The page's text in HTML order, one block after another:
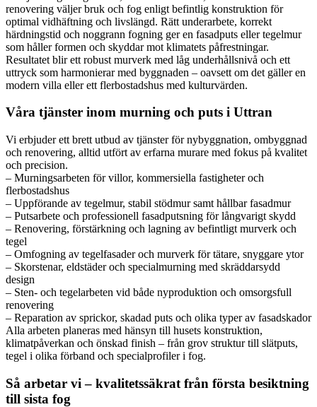
renovering väljer bruk och fog enligt befintlig konstruktion för
optimal vidhäftning och livslängd. Rätt underarbete, korrekt
härdningstid och noggrann fogning ger en fasadputs eller tegelmur
som håller formen och skyddar mot klimatets påfrestningar.
Resultatet blir ett robust murverk med låg underhållsnivå och ett
uttryck som harmonierar med byggnaden – oavsett om det gäller en
modern villa eller ett flerbostadshus med kulturvärden.
Våra tjänster inom murning och puts i Uttran
Vi erbjuder ett brett utbud av tjänster för nybyggnation, ombyggnad
och renovering, alltid utfört av erfarna murare med fokus på kvalitet
och precision.
– Murningsarbeten för villor, kommersiella fastigheter och
flerbostadshus
– Uppförande av tegelmur, stabil stödmur samt hållbar fasadmur
– Putsarbete och professionell fasadputsning för långvarigt skydd
– Renovering, förstärkning och lagning av befintligt murverk och
tegel
– Omfogning av tegelfasader och murverk för tätare, snyggare ytor
– Skorstenar, eldstäder och specialmurning med skräddarsydd
design
– Sten- och tegelarbeten vid både nyproduktion och omsorgsfull
renovering
– Reparation av sprickor, skadad puts och olika typer av fasadskador
Alla arbeten planeras med hänsyn till husets konstruktion,
klimatpåverkan och önskad finish – från grov struktur till slätputs,
tegel i olika förband och specialprofiler i fog.
Så arbetar vi – kvalitetssäkrat från första besiktning
till sista fog